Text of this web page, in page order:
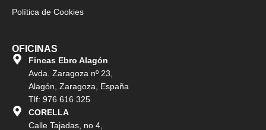
Política de Cookies
OFICINAS
Fincas Ebro Alagón
Avda. Zaragoza nº 23,
Alagón, Zaragoza, España
Tlf: 976 616 325
CORELLA
Calle Tajadas, no 4,